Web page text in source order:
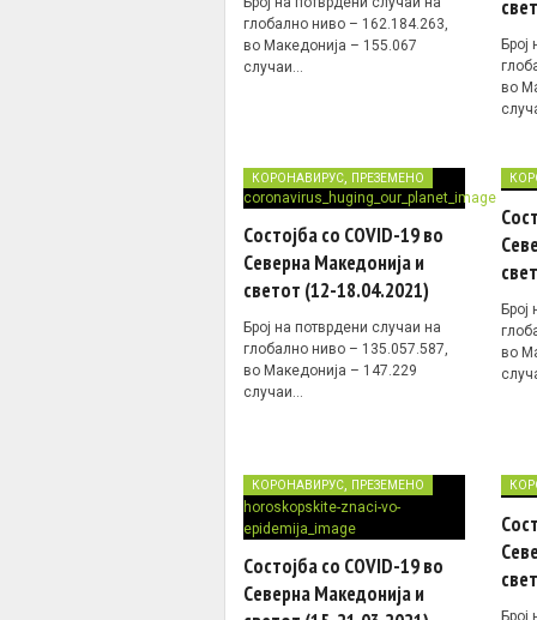
глобално ниво – 162.184.263,
во Македонија – 155.067
случаи…
Број
во
КОРОНАВИРУС, ПРЕЗЕМЕНО
Состојба со COVID-19 во
Северна Македонија и
светот (12-18.04.2021)
Број на потврдени случаи на
глобално ниво – 135.057.587,
во Македонија – 147.229
случаи…
Број
во
КОРОНАВИРУС, ПРЕЗЕМЕНО
Состојба со COVID-19 во
Северна Македонија и
Број